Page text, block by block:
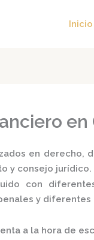
Inicio
en
en derecho,
y consejo jurídico.
con
y
a la hora de